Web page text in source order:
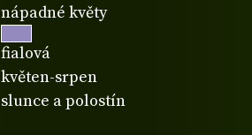
nápadné květy
fialová
květen-srpen
slunce a polostín